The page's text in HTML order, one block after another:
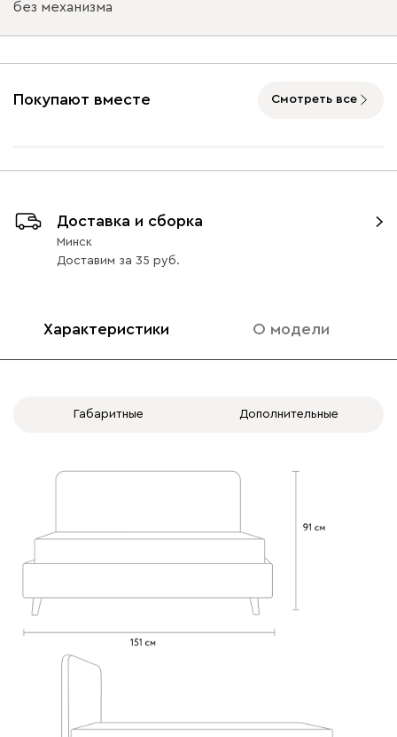
Айвори (Ivory)
Горчичный
Дымчатый
Коралловый
Минт
120
Вертикаль
000 490 795
без механизма
Покупают вместе Смотреть все
Доставка и сборка
Минск
Доставим за 35
Характеристики О модели
Габаритные Дополнительные